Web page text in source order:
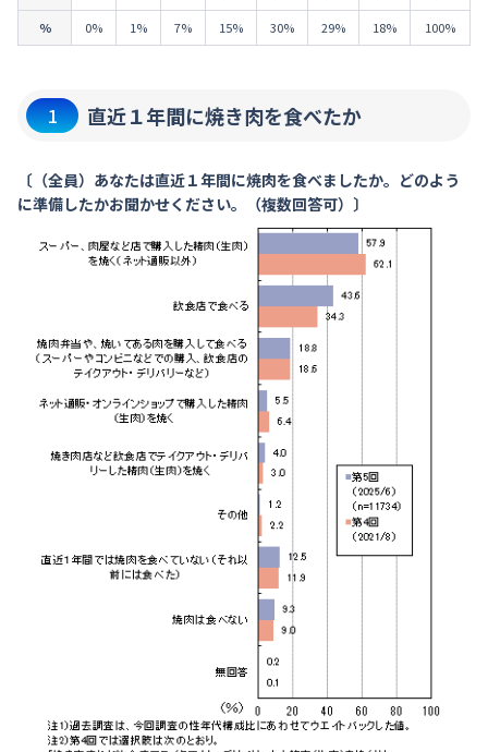
％
0% 1% 7% 15% 30% 29% 18% 100%
1 直近１年間に焼き肉を食べたか
〔（全員）あなたは直近１年間に焼肉を食べましたか。どのよう
に準備したかお聞かせください。（複数回答可）〕